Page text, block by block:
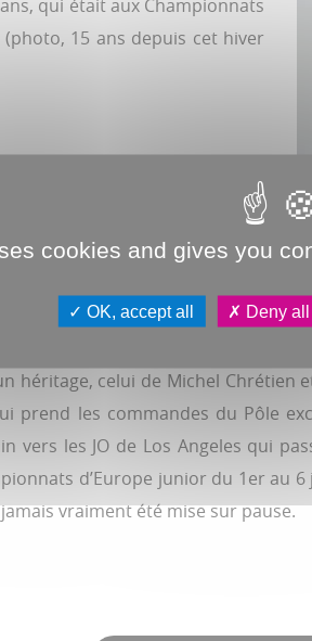
qui était aux Championnats
15 ans depuis cet hiver
héritage, celui de Michel
prend les commandes du Pôle
vers les JO de Los Angeles qui
d’Europe junior du 1er au
jamais vraiment été mise sur pause.
cookies and gives you
OK, accept all Deny